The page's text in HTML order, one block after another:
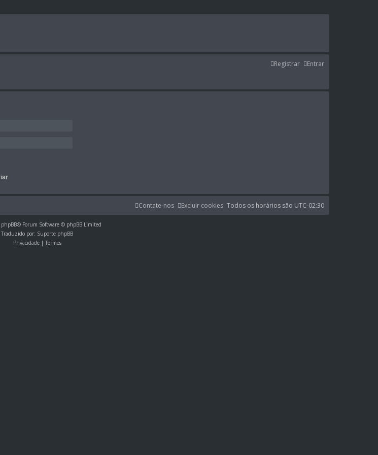
Entrar
Registrar
Todos os horários são UTC-02:30
Excluir cookies
Contate-nos
phpBB® Forum Software © phpBB Limited
Traduzido por: Suporte phpBB
Privacidade| Termos